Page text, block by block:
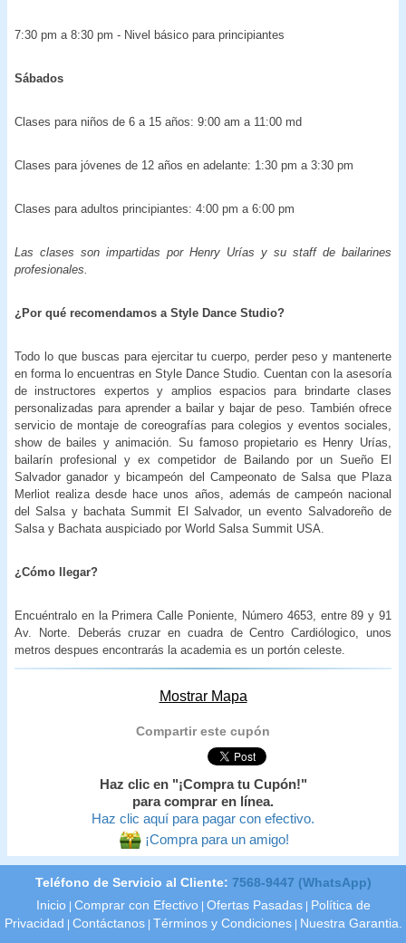
7:30 pm a 8:30 pm - Nivel básico para principiantes
Sábados
Clases para niños de 6 a 15 años: 9:00 am a 11:00 md
Clases para jóvenes de 12 años en adelante: 1:30 pm a 3:30 pm
Clases para adultos principiantes: 4:00 pm a 6:00 pm
Las clases son impartidas por Henry Urías y su staff de bailarines
profesionales.
¿Por qué recomendamos a Style Dance Studio?
Todo lo que buscas para ejercitar tu cuerpo, perder peso y mantenerte
en forma lo encuentras en Style Dance Studio. Cuentan con la asesoría
de instructores expertos y amplios espacios para brindarte clases
personalizadas para aprender a bailar y bajar de peso. También ofrece
servicio de montaje de coreografías para colegios y eventos sociales,
show de bailes y animación. Su famoso propietario es Henry Urías,
bailarín profesional y ex competidor de Bailando por un Sueño El
Salvador ganador y bicampeón del Campeonato de Salsa que Plaza
Merliot realiza desde hace unos años, además de campeón nacional
del Salsa y bachata Summit El Salvador, un evento Salvadoreño de
Salsa y Bachata auspiciado por World Salsa Summit USA.
¿Cómo llegar?
Encuéntralo en la Primera Calle Poniente, Número 4653, entre 89 y 91
Av. Norte. Deberás cruzar en cuadra de Centro Cardiólogico, unos
metros despues encontrarás la academia es un portón celeste.
Mostrar Mapa
Compartir este cupón
Haz clic en "¡Compra tu Cupón!"
para comprar en línea.
Haz clic aquí para pagar con efectivo.
¡Compra para un amigo!
Teléfono de Servicio al Cliente: 7568-9447 (WhatsApp)
Inicio Comprar con Efectivo Ofertas Pasadas
Política de
Privacidad
Contáctanos Términos y Condiciones
Nuestra Garantia.